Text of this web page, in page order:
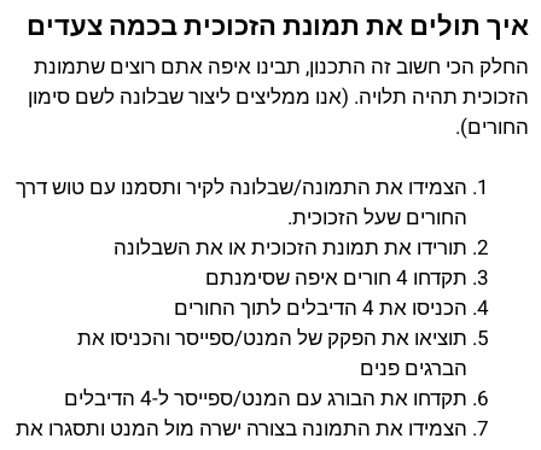
איך תולים את תמונת הזכוכית בכמה צעדים
החלק הכי חשוב זה התכנון, תבינו איפה אתם רוצים שתמונת
הזכוכית תהיה תלויה. (אנו ממליצים ליצור שבלונה לשם סימון
החורים).
הצמידו את התמונה/שבלונה לקיר ותסמנו עם טוש דרך
החורים שעל הזכוכית.
תורידו את תמונת הזכוכית או את השבלונה
תקדחו 4 חורים איפה שסימנתם
הכניסו את 4 הדיבלים לתוך החורים
תוציאו את הפקק של המנט/ספייסר והכניסו את
הברגים פנים
תקדחו את הבורג עם המנט/ספייסר ל-4 הדיבלים
הצמידו את התמונה בצורה ישרה מול המנט ותסגרו את